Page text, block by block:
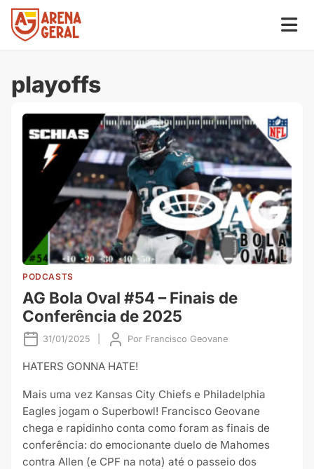
playoffs
PODCASTS
AG Bola Oval #54 – Finais de
Conferência de 2025
31/01/2025 Por Francisco Geovane
HATERS GONNA HATE!
Mais uma vez Kansas City Chiefs e Philadelphia
Eagles jogam o Superbowl! Francisco Geovane
chega e rapidinho conta como foram as finais de
conferência: do emocionante duelo de Mahomes
contra Allen (e CPF na nota) até o passeio dos